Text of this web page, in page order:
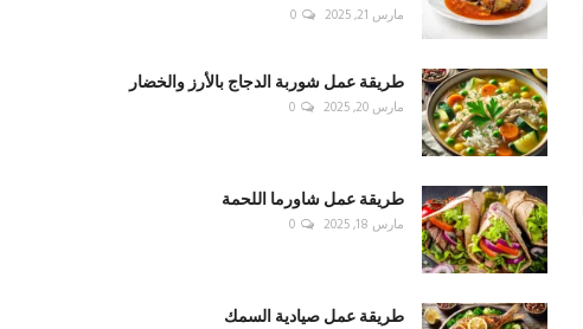
مارس 21, 2025 0
طريقة عمل شوربة الدجاج بالأرز والخضار
مارس 20, 2025 0
طريقة عمل شاورما اللحمة
مارس 18, 2025 0
طريقة عمل صيادية السمك